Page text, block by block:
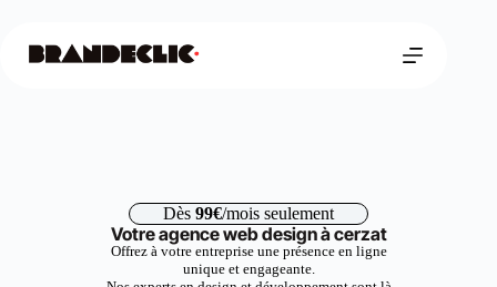
Dès 99€/mois seulement
Votre agence web design à cerzat
Offrez à votre entreprise une présence en ligne
unique et engageante.